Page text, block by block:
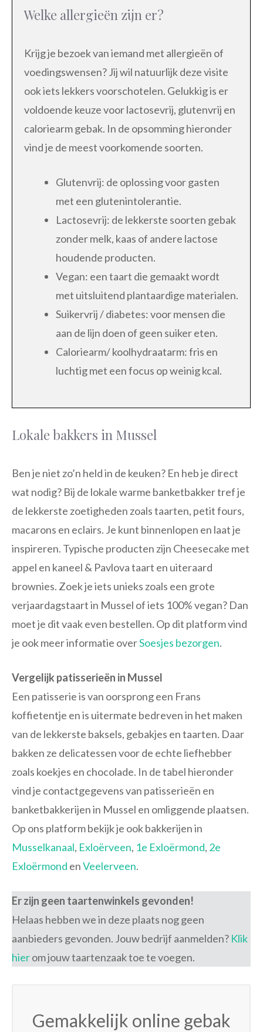
Welke allergieën zijn er?
Krijg je bezoek van iemand met allergieën of
voedingswensen? Jij wil natuurlijk deze visite
ook iets lekkers voorschotelen. Gelukkig is er
voldoende keuze voor lactosevrij, glutenvrij en
caloriearm gebak. In de opsomming hieronder
vind je de meest voorkomende soorten.
Glutenvrij: de oplossing voor gasten
met een glutenintolerantie.
Lactosevrij: de lekkerste soorten gebak
zonder melk, kaas of andere lactose
houdende producten.
Vegan: een taart die gemaakt wordt
met uitsluitend plantaardige materialen.
Suikervrij / diabetes: voor mensen die
aan de lijn doen of geen suiker eten.
Caloriearm/ koolhydraatarm: fris en
luchtig met een focus op weinig kcal.
Lokale bakkers in Mussel
Ben je niet zo’n held in de keuken? En heb je direct
wat nodig? Bij de lokale warme banketbakker tref je
de lekkerste zoetigheden zoals taarten, petit fours,
macarons en eclairs. Je kunt binnenlopen en laat je
inspireren. Typische producten zijn Cheesecake met
appel en kaneel & Pavlova taart en uiteraard
brownies. Zoek je iets unieks zoals een grote
verjaardagstaart in Mussel of iets 100% vegan? Dan
moet je dit vaak even bestellen. Op dit platform vind
je ook meer informatie overSoesjes bezorgen.
Vergelijk patisserieën in Mussel
Een patisserie is van oorsprong een Frans
koffietentje en is uitermate bedreven in het maken
van de lekkerste baksels, gebakjes en taarten. Daar
bakken ze delicatessen voor de echte liefhebber
zoals koekjes en chocolade. In de tabel hieronder
vind je contactgegevens van patisserieën en
banketbakkerijen in Mussel en omliggende plaatsen.
Op ons platform bekijk je ook bakkerijen in
Musselkanaal, Exloërveen, 1e Exloërmond, 2e
Exloërmond enVeelerveen.
Er zijn geen taartenwinkels gevonden!
Helaas hebben we in deze plaats nog geen
aanbieders gevonden. Jouw bedrijf aanmelden? Klik
hierom jouw taartenzaak toe te voegen.
Gemakkelijk online gebak